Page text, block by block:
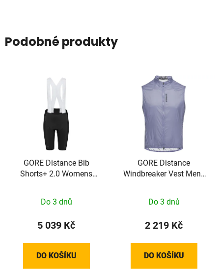
Podobné produkty
GORE Distance Bib
Shorts+ 2.0 Womens
Do 3 dnů
5 039 Kč
DO KOŠÍKU
GORE Distance
Windbreaker Vest Mens
Do 3 dnů
2 219 Kč
DO KOŠÍKU